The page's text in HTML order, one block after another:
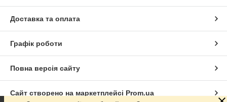
Доставка та оплата
Графік роботи
Повна версія сайту
Сайт створено на маркетплейсі Prom.ua